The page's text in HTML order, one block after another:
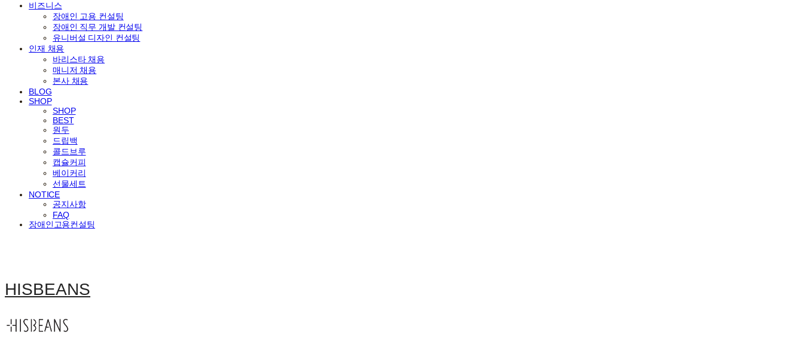
비즈니스
장애인 고용 컨설팅
장애인 직무 개발 컨설팅
유니버설 디자인 컨설팅
인재 채용
바리스타 채용
매니저 채용
본사 채용
BLOG
SHOP
SHOP
BEST
원두
드립백
콜드브루
캡슐커피
베이커리
선물세트
NOTICE
공지사항
FAQ
장애인고용컨설팅
HISBEANS